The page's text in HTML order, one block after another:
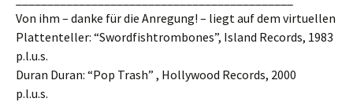
Von ihm – danke für die Anregung! – liegt auf dem virtuellen
Plattenteller: “Swordfishtrombones”, Island Records, 1983
p.l.u.s.
Duran Duran: “Pop Trash” , Hollywood Records, 2000
p.l.u.s.